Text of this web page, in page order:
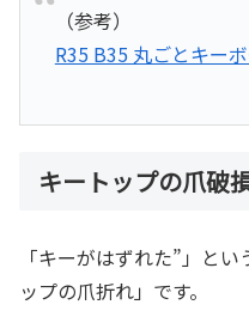
（参考）
R35 B35 丸ごとキー
キートップの爪破
「キーがはずれた”」と
ップの爪折れ」です。